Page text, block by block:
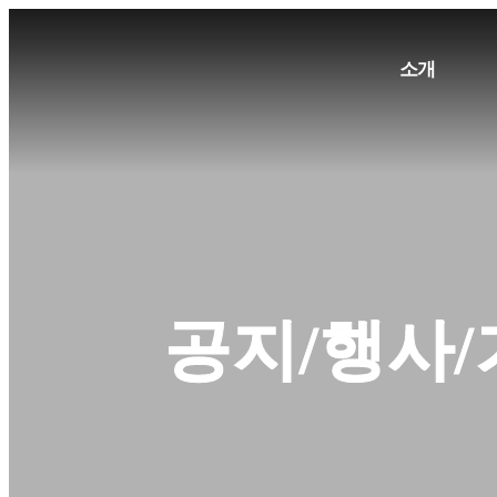
소개
재정보고/총회
오시는길
공지/행사/